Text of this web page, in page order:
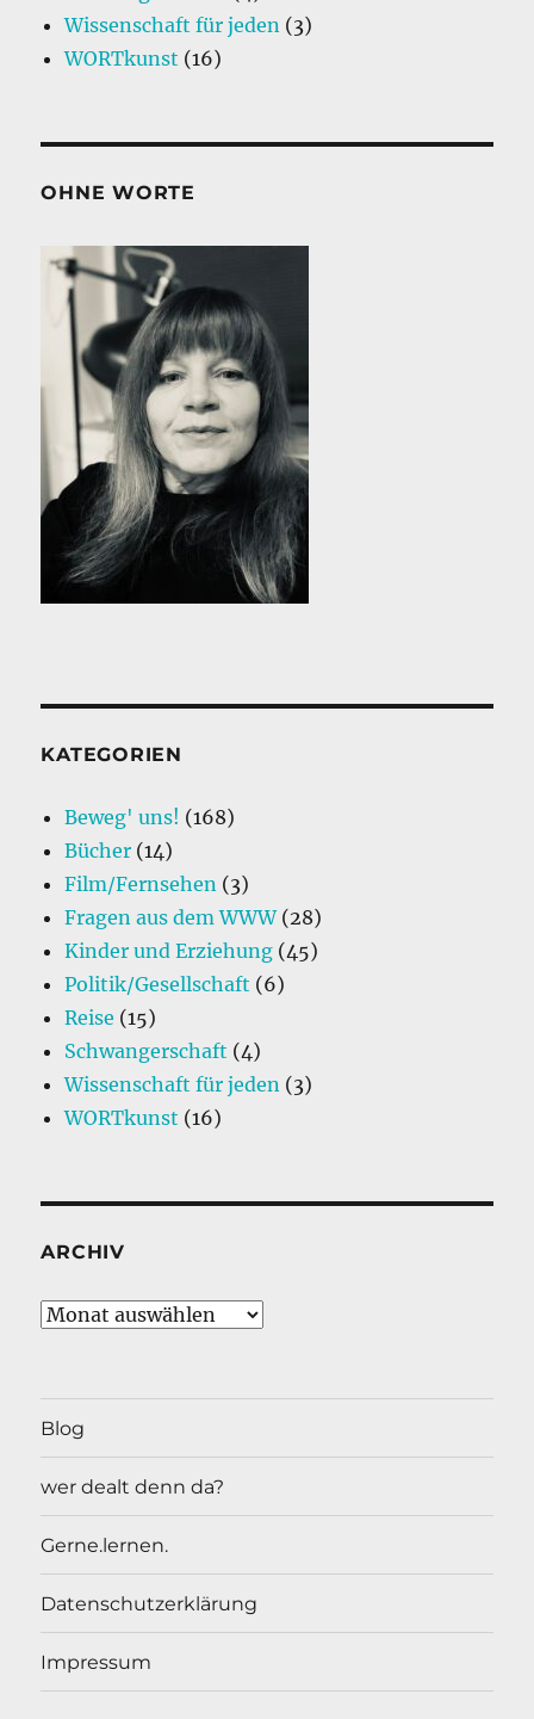
Wissenschaft für jeden (3)
WORTkunst (16)
OHNE WORTE
KATEGORIEN
Beweg' uns! (168)
Bücher (14)
Film/Fernsehen (3)
Fragen aus dem WWW(28)
Kinder und Erziehung (45)
Politik/Gesellschaft (6)
Reise (15)
Schwangerschaft (4)
Wissenschaft für jeden (3)
WORTkunst (16)
ARCHIV
Archiv
Blog
wer dealt denn da?
Gerne.lernen.
Datenschutzerklärung
Impressum